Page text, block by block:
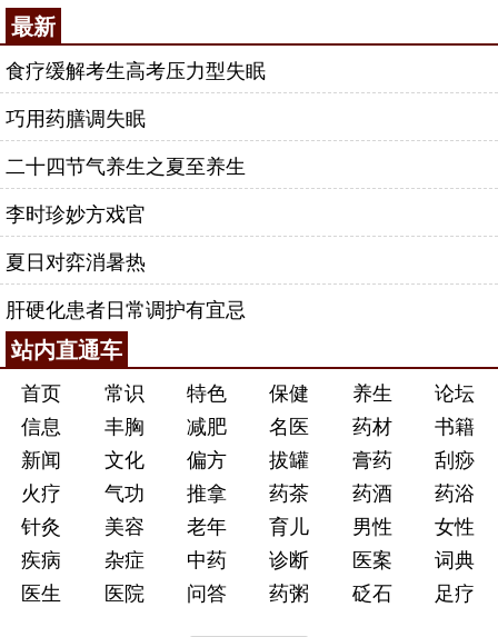
最新
食疗缓解考生高考压力型失眠
巧用药膳调失眠
二十四节气养生之夏至养生
李时珍妙方戏官
夏日对弈消暑热
肝硬化患者日常调护有宜忌
站内直通车
首页 常识 特色 保健 养生
论坛
信息
丰胸 减肥 名医 药材
书籍
新闻
文化 偏方 拔罐 膏药
刮痧
火疗
气功 推拿 药茶 药酒
药浴
针灸
美容 老年 育儿 男性
女性
疾病
杂症 中药 诊断 医案
词典
医生
医院 问答 药粥 砭石 足疗